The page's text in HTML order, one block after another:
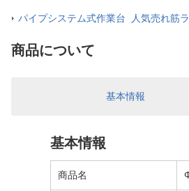
パイプシステム式作業台 人気売れ筋
商品について
基本情報
基本情報
商品名